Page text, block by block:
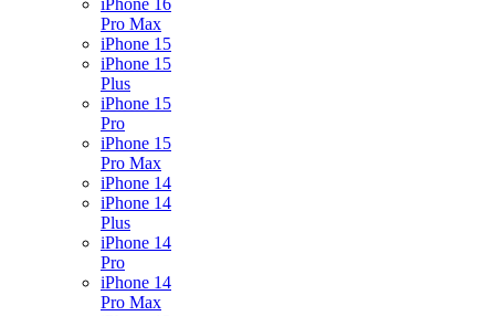
iPhone 16
Pro Max
iPhone 15
iPhone 15
Plus
iPhone 15
Pro
iPhone 15
Pro Max
iPhone 14
iPhone 14
Plus
iPhone 14
Pro
iPhone 14
Pro Max